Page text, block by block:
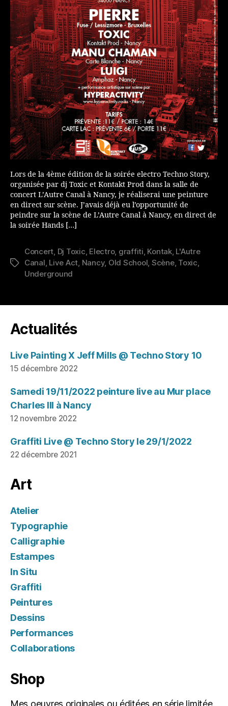
Lors de la 4ème édition de la soirée electro Techno Story,
organisée par dj Toxic et Kontakt Prod dans la salle de
concert L’Autre Canal à Nancy, je réaliserai une peinture
en direct sur scène. J’avais déjà eu l’opportunité de
peindre sur la scène de L’Autre Canal à Nancy, en direct de
la soirée Hands […]
Étiquettes
Concert, Dj Toxic, Electro, graffiti, Kontak, L'Autre
Canal, Live Act, Nancy, Old School, Scène, Toxic,
Underground
Actualités
Live Painting X Jeff Mills @ Techno Story 10
15 décembre 2022
Samedi 19/11/2022 peinture live au Mur place
Charles III à Nancy
12 novembre 2022
Graffiti Live @ Techno Story le 29/1/2022
22 décembre 2021
Art
Atelier
Typographie
Calligraphie
Estampes
In Situ
Graffiti
Peintures
Dessins
Performances
Collaborations
Shop
Mes oeuvres originales ou éditées en série limitée